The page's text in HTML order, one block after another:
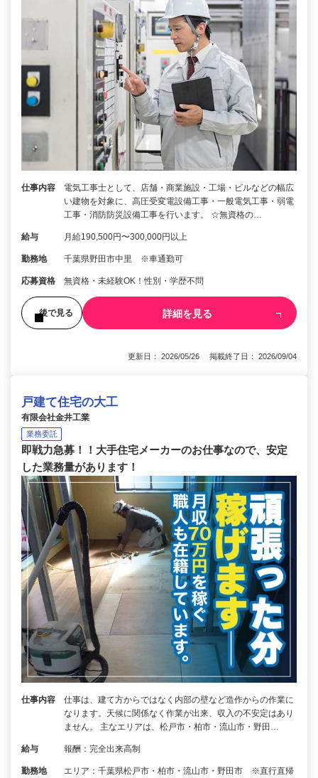
仕事内容
電気工事士として、店舗・商業施設・工場・ビルなどの幅広
い建物を対象に、高圧受変電設備工事・一般電気工事・弱電
工事・消防防災設備工事を行います。 ☆無資格の…
給与 月給190,500円〜300,000円以上
勤務地 千葉県野田市中里 ※車通勤可
応募資格 無資格・未経験OK！性別・学歴不問
後で見る 詳細を見る
更新日： 2026/05/26 掲載終了日： 2026/09/04
戸建て住宅の大工
有限会社金井工業
業務委託
即戦力急募！！大手住宅メーカーのお仕事なので、安定
した業務量があります！
仕事内容
仕事は、建て方からではなく内部の壁など造作からの作業に
なります。天候に関係なく作業が出来、収入の不安定はあり
ません。 主なエリアは、松戸市・柏市・流山市・野田…
給与 報酬：完全出来高制
勤務地 エリア：千葉県松戸市・柏市・流山市・野田市 ※直行直帰